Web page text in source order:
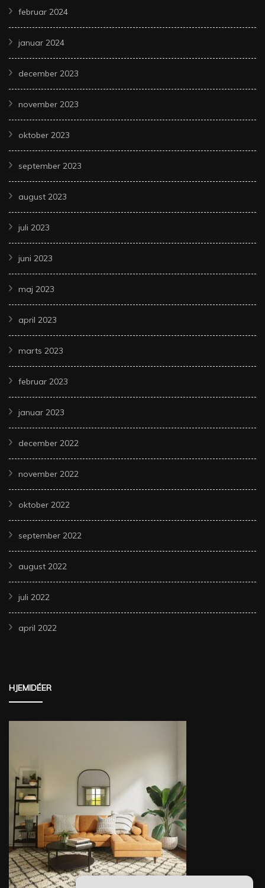
februar 2024
januar 2024
december 2023
november 2023
oktober 2023
september 2023
august 2023
juli 2023
juni 2023
maj 2023
april 2023
marts 2023
februar 2023
januar 2023
december 2022
november 2022
oktober 2022
september 2022
august 2022
juli 2022
april 2022
HJEMIDÉER